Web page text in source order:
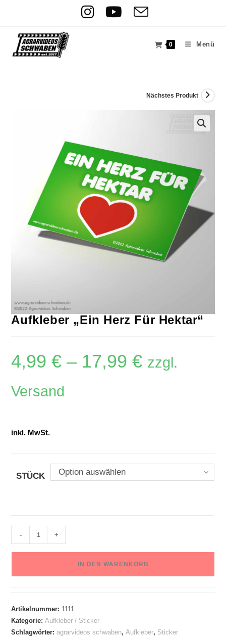
0 Menü
Nächstes Produkt
Aufkleber „Ein Herz Für Hektar“
4,99€ – 17,99€ zzgl.
Versand
inkl. MwSt.
STÜCK Option auswählen
- +
IN DEN WARENKORB
Artikelnummer: 1111
Kategorie:Aufkleber / Sticker
Schlagwörter:agrarvideos schwaben,Aufkleber, Sticker